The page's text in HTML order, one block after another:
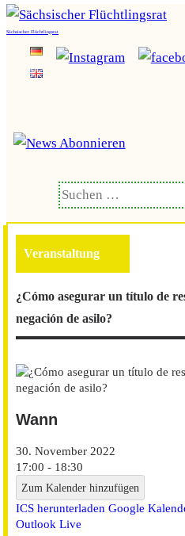
Zum
Inhalt
springen
Sächsischer Flüchtlingsrat
Suchen
nach:
¿Cómo asegurar un título de
negación de asilo?
Wann
30. November 2022
17:00 - 18:30
Zum Kalender hinzufügen
ICS herunterladen Google
Outlook Live